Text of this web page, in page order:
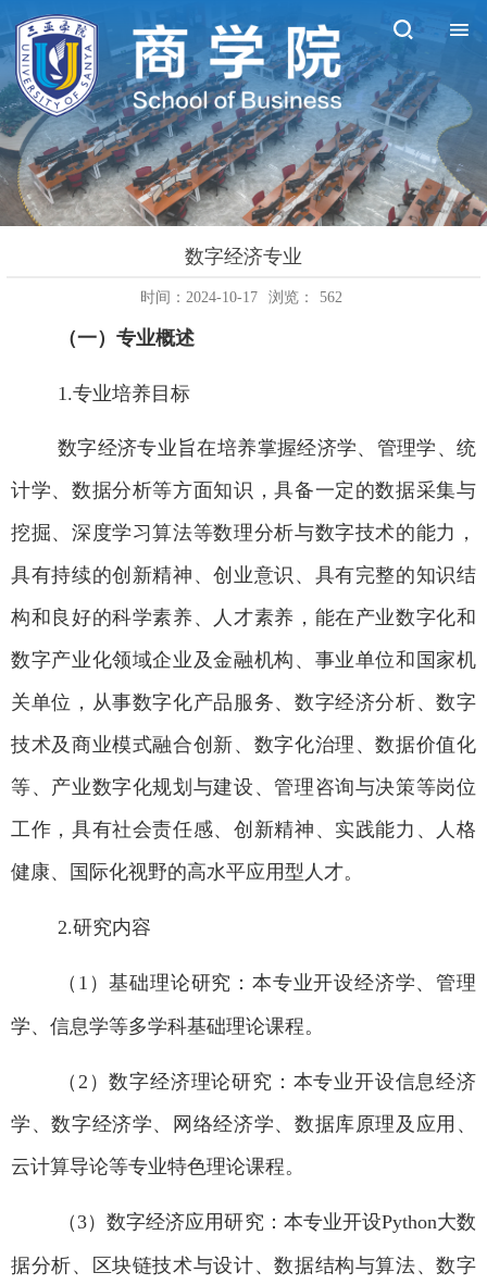
数字经济专业
时间：2024-10-17 浏览： 562
（一）专业概述
1.专业培养目标
数字经济专业旨在培养掌握经济学、管理学、统
计学、数据分析等方面知识，具备一定的数据采集与
挖掘、深度学习算法等数理分析与数字技术的能力，
具有持续的创新精神、创业意识、具有完整的知识结
构和良好的科学素养、人才素养，能在产业数字化和
数字产业化领域企业及金融机构、事业单位和国家机
关单位，从事数字化产品服务、数字经济分析、数字
技术及商业模式融合创新、数字化治理、数据价值化
等、产业数字化规划与建设、管理咨询与决策等岗位
工作，具有社会责任感、创新精神、实践能力、人格
健康、国际化视野的高水平应用型人才。
2.研究内容
（1 ）基础理论研究：本专业开设经济学、管理
学、 信息学等多学科基础理论课程。
（2 ）数字经济理论研究：本专业开设信息经济
学、数字经济学、网络经济学、数据库原理及应用、
云计算导论等专业特色理论课程。
（3）数字经济应用研究：本专业开设Python大数
据分析、区块链技术与设计、数据结构与算法、数字